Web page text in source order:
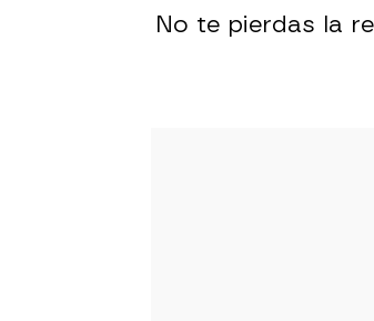
No te pierdas la